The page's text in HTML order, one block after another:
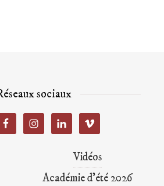
sociaux
Vidéos
Académie d’été 2026